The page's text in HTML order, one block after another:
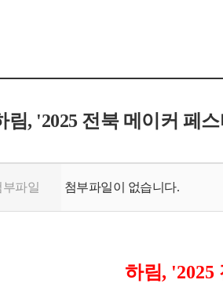
림, '2025 전북 메이커 페
부파일 첨부파일이 없습니다.
하림, '2025